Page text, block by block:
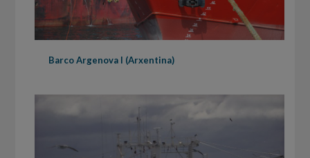
Barco Argenova I (Arxentina)